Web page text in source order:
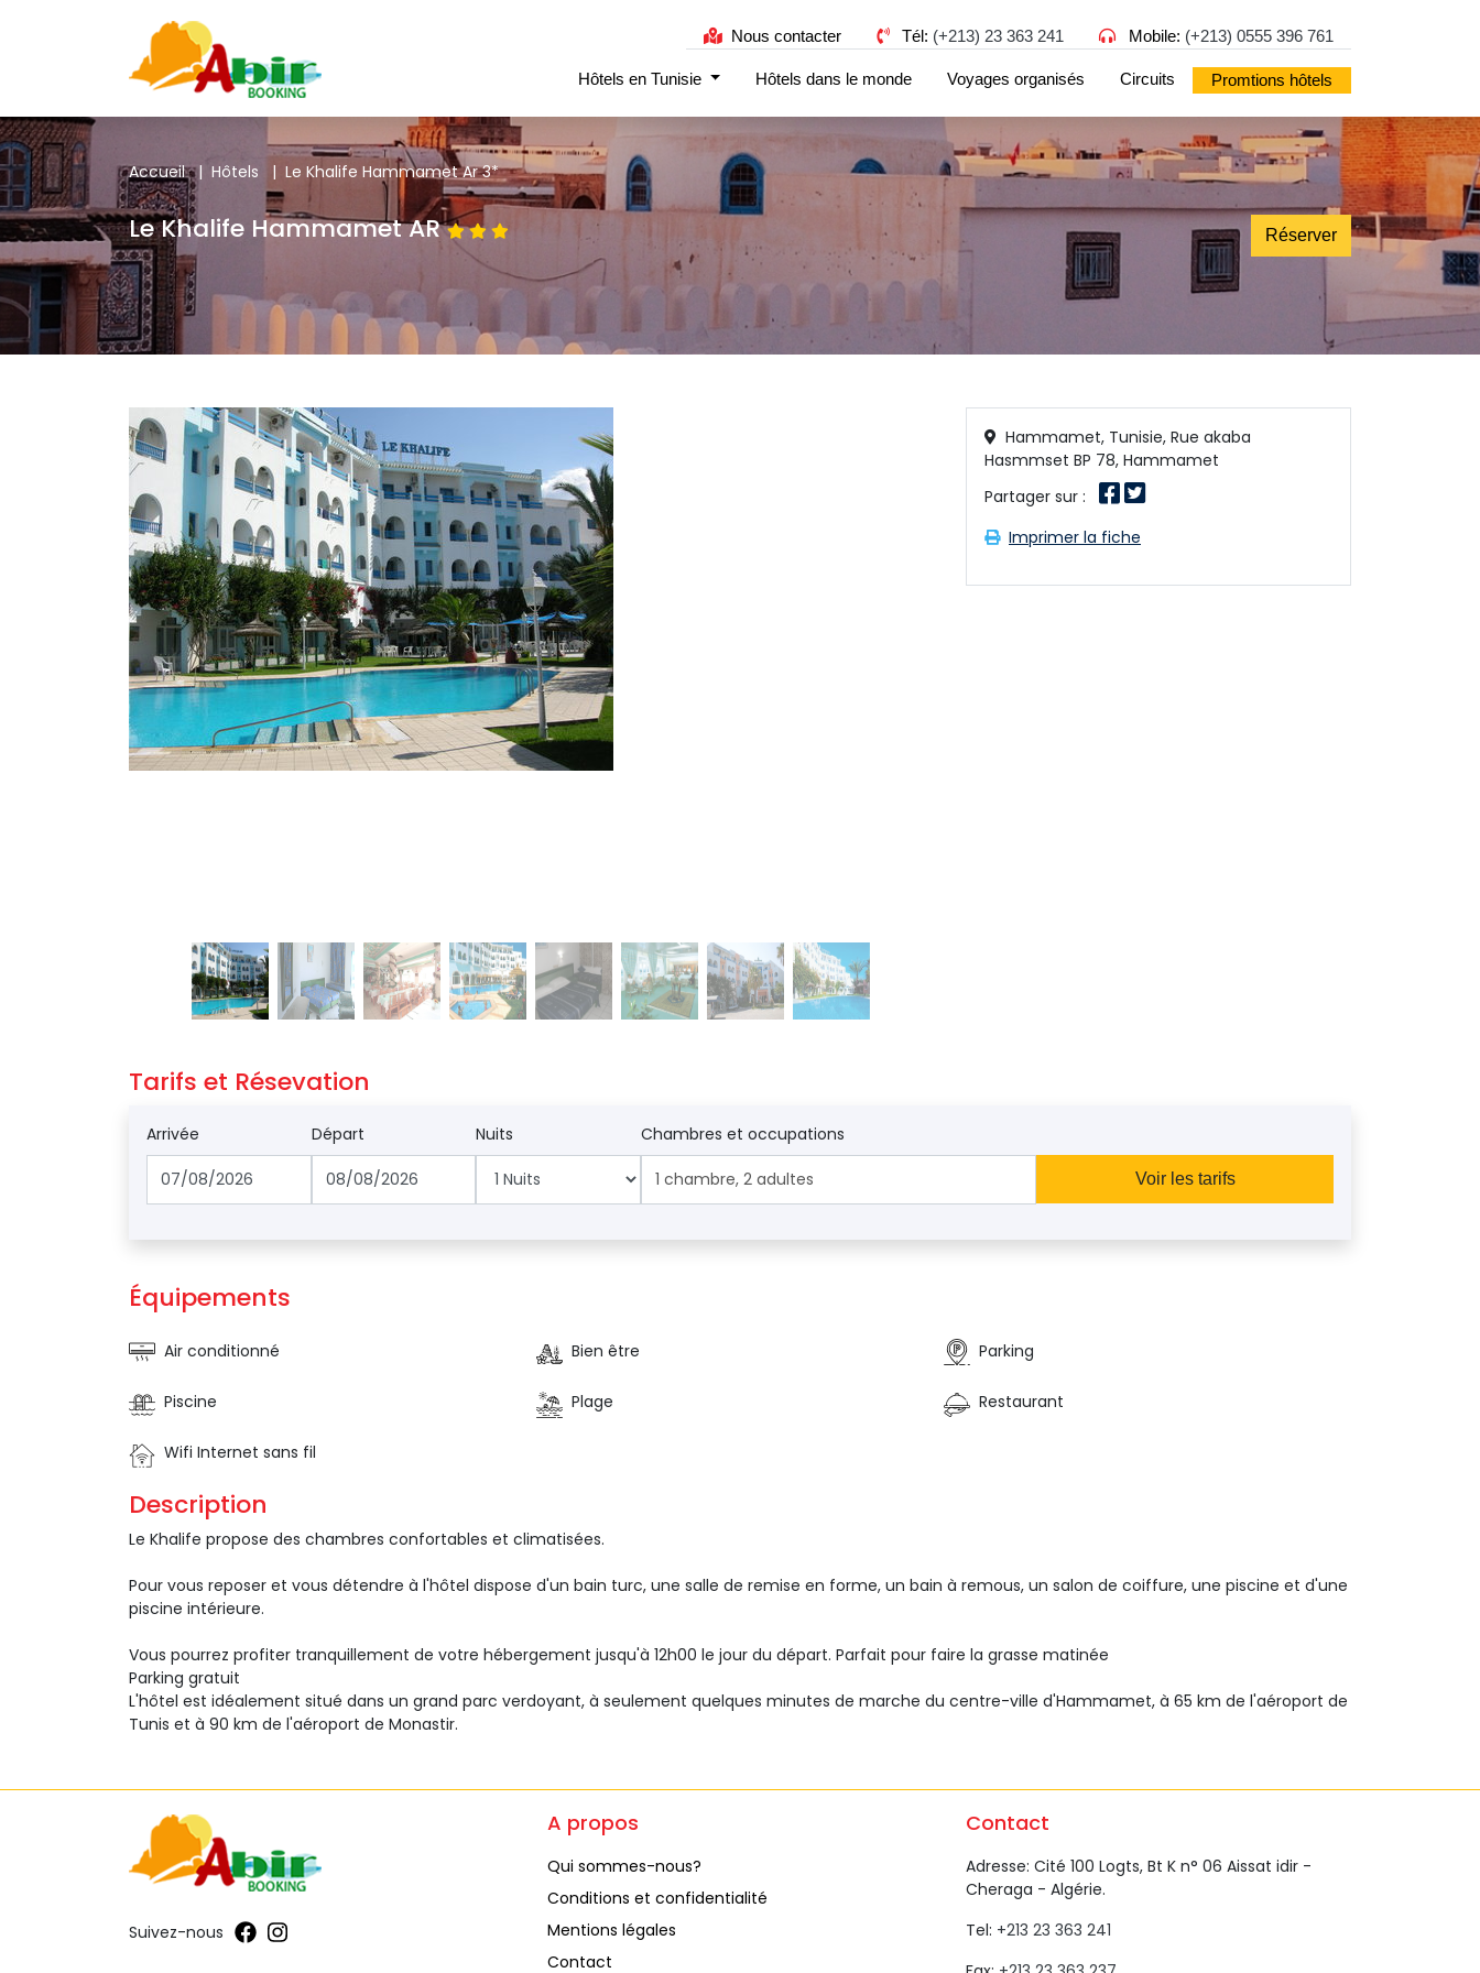
Nous contacter Tél: (+213) 23 363 241 Mobile: (+213) 0555 396 761
Hôtels en Tunisie Hôtels dans le monde Voyages organisés Circuits Promtions hôtels
Accueil | Hôtels | Le Khalife Hammamet Ar 3*
Le Khalife Hammamet AR Réserver
Hammamet, Tunisie, Rue akaba
Hasmmset BP 78, Hammamet
Partager sur :
Imprimer la fiche
Tarifs et Résevation
Arrivée Départ Nuits Chambres et occupations
1 chambre,2 adultes Voir les tarifs
Équipements
Air conditionné Bien être Parking
Piscine Plage Restaurant
Wifi Internet sans fil
Description
Le Khalife propose des chambres confortables et climatisées.
Pour vous reposer et vous détendre à l'hôtel dispose d'un bain turc, une salle de remise en forme, un bain à remous, un salon de coiffure, une piscine et d'une
piscine intérieure.
Vous pourrez profiter tranquillement de votre hébergement jusqu'à 12h00 le jour du départ. Parfait pour faire la grasse matinée
Parking gratuit
L'hôtel est idéalement situé dans un grand parc verdoyant, à seulement quelques minutes de marche du centre-ville d'Hammamet, à 65 km de l'aéroport de
Tunis et à 90 km de l'aéroport de Monastir.
Suivez-nous
A propos
Qui sommes-nous?
Conditions et confidentialité
Mentions légales
Contact
Contact
Adresse: Cité 100 Logts, Bt K n° 06 Aissat idir -
Cheraga - Algérie.
Tel: +213 23 363 241